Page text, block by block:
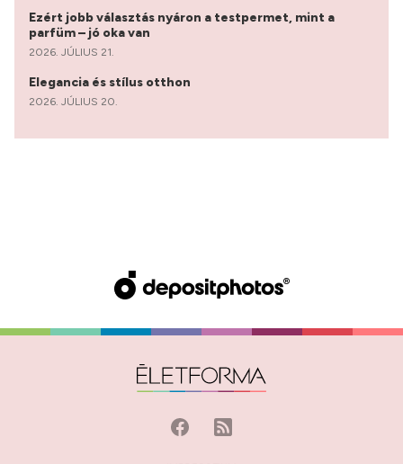
Ezért jobb választás nyáron a testpermet, mint a
parfüm – jó oka van
2026. JÚLIUS 21.
Elegancia és stílus otthon
2026. JÚLIUS 20.